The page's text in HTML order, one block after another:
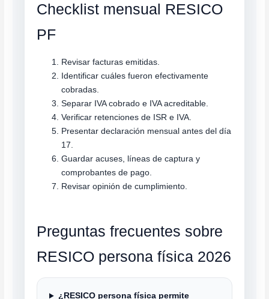
Checklist mensual RESICO
PF
Revisar facturas emitidas.
Identificar cuáles fueron efectivamente
cobradas.
Separar IVA cobrado e IVA acreditable.
Verificar retenciones de ISR e IVA.
Presentar declaración mensual antes del día
17.
Guardar acuses, líneas de captura y
comprobantes de pago.
Revisar opinión de cumplimiento.
Preguntas frecuentes sobre
RESICO persona física 2026
¿RESICO persona física permite